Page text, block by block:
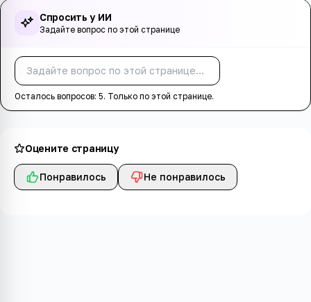
Спросить у ИИ
Задайте вопрос по этой странице
Осталось вопросов: 5. Только по этой странице.
Оцените страницу
Понравилось Не понравилось